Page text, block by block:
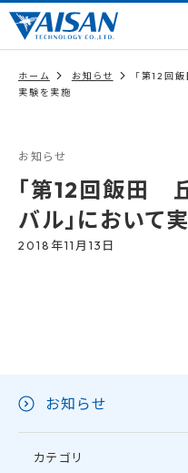
ホーム お知らせ
「第12回
実験を実施
お知らせ
「第12回飯田
バル」において
2018年11月13日
お知らせ
カテゴリ